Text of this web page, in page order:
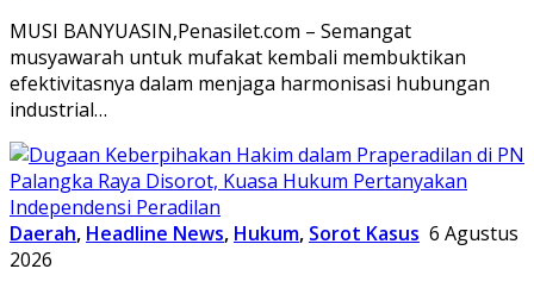
MUSI BANYUASIN,Penasilet.com – Semangat
musyawarah untuk mufakat kembali membuktikan
efektivitasnya dalam menjaga harmonisasi hubungan
industrial…
Daerah, Headline News, Hukum, Sorot Kasus 6 Agustus
2026